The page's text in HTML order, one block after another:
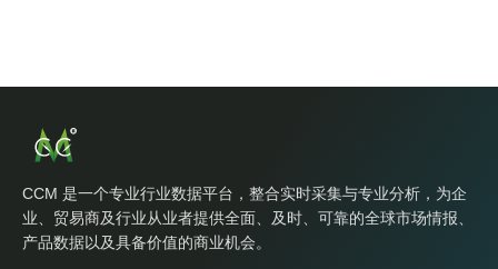
CCM 是一个专业行业数据平台，整合实时采集与专业分析，为企
业、贸易商及行业从业者提供全面、及时、可靠的全球市场情报、
产品数据以及具备价值的商业机会。